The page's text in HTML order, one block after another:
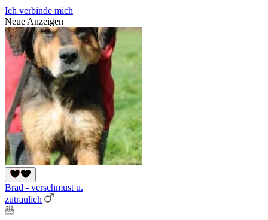
Ich verbinde mich
Neue Anzeigen
Brad - verschmust u.
zutraulich